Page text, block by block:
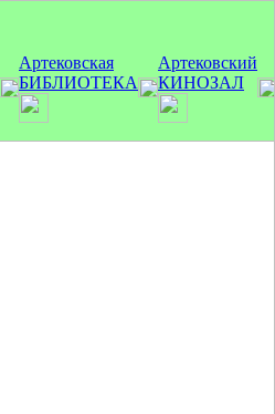
Артековская
БИБЛИОТЕКА
Артековский
КИНОЗАЛ